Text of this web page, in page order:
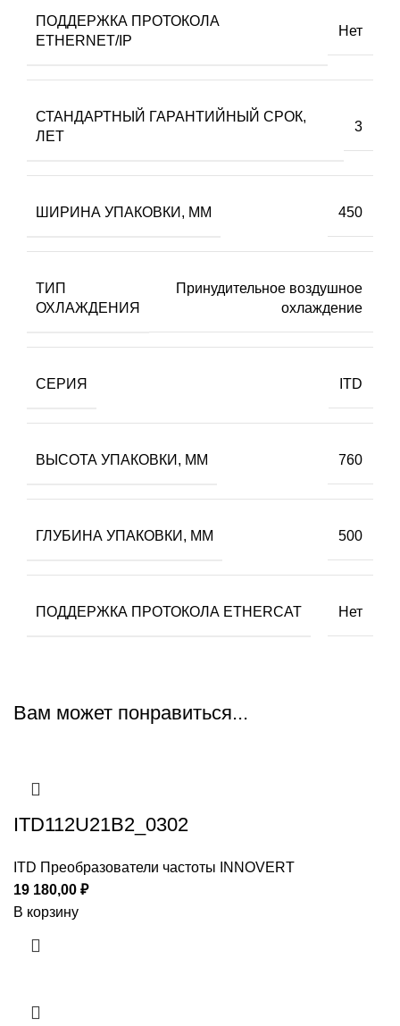
ПОДДЕРЖКА ПРОТОКОЛА
ETHERNET/IP
Нет
СТАНДАРТНЫЙ ГАРАНТИЙНЫЙ СРОК,
ЛЕТ
3
ШИРИНА УПАКОВКИ, ММ 450
ТИП
ОХЛАЖДЕНИЯ
Принудительное воздушное
охлаждение
СЕРИЯ ITD
ВЫСОТА УПАКОВКИ, ММ 760
ГЛУБИНА УПАКОВКИ, ММ 500
ПОДДЕРЖКА ПРОТОКОЛА ETHERCAT Нет
Вам может понравиться...
ITD112U21B2_0302
ITD Преобразователи частоты INNOVERT
19 180,00 ₽
В корзину